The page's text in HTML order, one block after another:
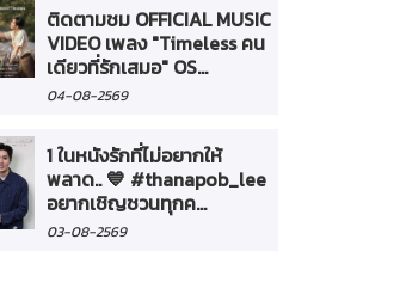
ติดตามชม OFFICIAL MUSIC
VIDEO เพลง "Timeless คน
เดียวที่รักเสมอ" OS...
04-08-2569
1 ในหนังรักที่ไม่อยากให้
พลาด.. 💙 #thanapob_lee
อยากเชิญชวนทุกค...
03-08-2569